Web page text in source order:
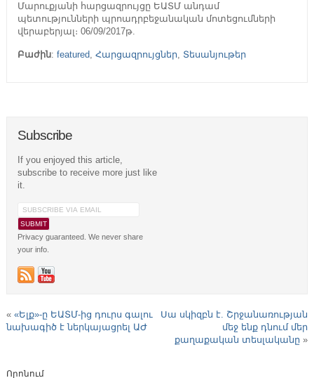
Մարուքյանի հարցազրույցը ԵԱՏՄ անդամ
պետությունների պրոադրբեջանական մոտեցումների
վերաբերյալ։ 06/09/2017թ.
Բաժին: featured, Հարցազրույցներ, Տեսանյութեր
Subscribe
If you enjoyed this article,
subscribe to receive more just like
it.
Privacy guaranteed. We never share
your info.
« «Ելք»-ը ԵԱՏՄ-ից դուրս գալու
նախագիծ է ներկայացրել ԱԺ
Սա սկիզբն է. Շրջանառության
մեջ ենք դնում մեր
քաղաքական տեսլականը »
Որոնում